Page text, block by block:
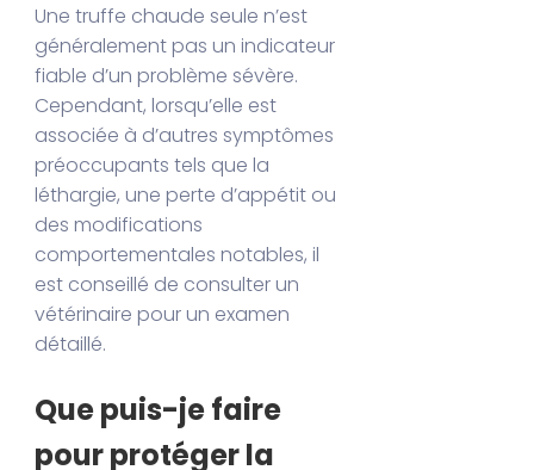
Une truffe chaude seule n’est
généralement pas un indicateur
fiable d’un problème sévère.
Cependant, lorsqu’elle est
associée à d’autres symptômes
préoccupants tels que la
léthargie, une perte d’appétit ou
des modifications
comportementales notables, il
est conseillé de consulter un
vétérinaire pour un examen
détaillé.
Que puis-je faire
pour protéger la